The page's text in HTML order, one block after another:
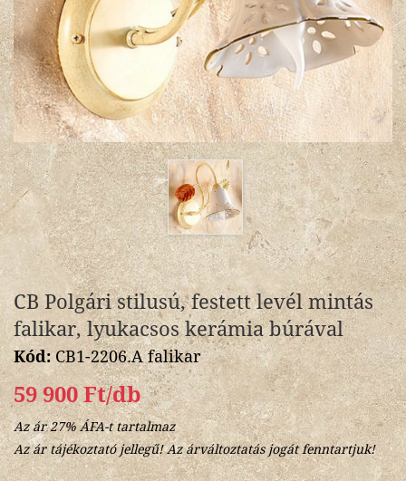
CB Polgári stilusú, festett levél mintás
falikar, lyukacsos kerámia búrával
Kód:CB1-2206.A falikar
59 900 Ft/db
Az ár 27% ÁFA-t tartalmaz
Az ár tájékoztató jellegű! Az árváltoztatás jogát fenntartjuk!